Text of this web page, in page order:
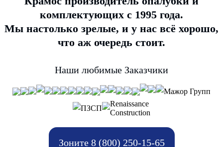
комплектующих с 1995 года.
Мы настолько зрелые, и у нас всё хорошо,
что аж очередь стоит.
Наши любимые Заказчики
Мажор Групп
ПЗСП
Renaissance
Construction
Зоните 8 (800) 250-15-65